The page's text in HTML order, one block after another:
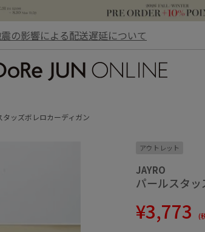
の影響による配送遅延について
タッズボレロカーディガン
アウトレット
JAYRO
パールスタ
¥3,773 (